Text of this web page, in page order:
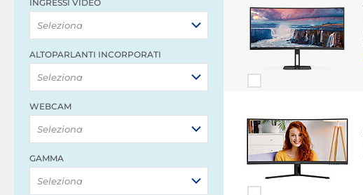
INGRESSI VIDEO
Seleziona
ALTOPARLANTI INCORPORATI
Seleziona
WEBCAM
Seleziona
GAMMA
Seleziona